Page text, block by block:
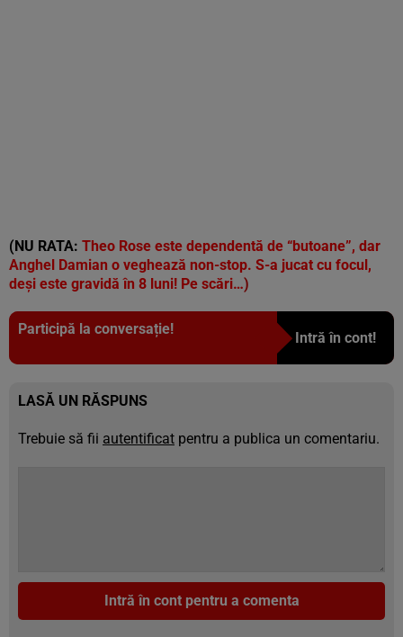
(NU RATA: Theo Rose este dependentă de “butoane”, dar
Anghel Damian o veghează non-stop. S-a jucat cu focul,
deși este gravidă în 8 luni! Pe scări…)
Participă la conversație!
Intră în cont!
LASĂ UN RĂSPUNS
Trebuie să fii autentificat pentru a publica un comentariu.
Intră în cont pentru a comenta